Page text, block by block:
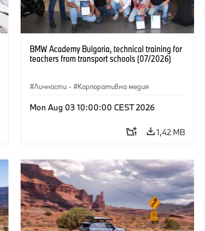
BMW Academy Bulgaria, technical training for
teachers from transport schools (07/2026)
Личности · Корпоративна медия
Mon Aug 03 10:00:00 CEST 2026
1,42 MB